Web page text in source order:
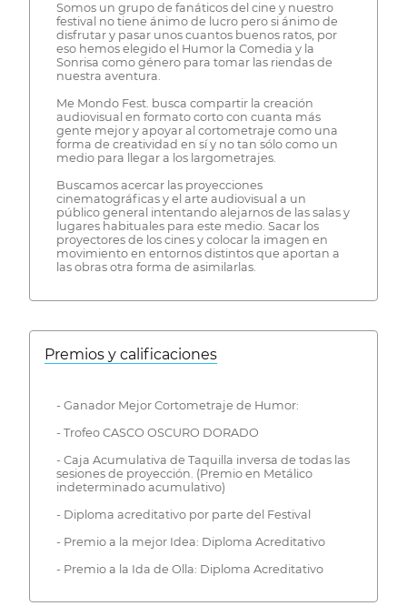
Somos un grupo de fanáticos del cine y nuestro
festival no tiene ánimo de lucro pero si ánimo de
disfrutar y pasar unos cuantos buenos ratos, por
eso hemos elegido el Humor la Comedia y la
Sonrisa como género para tomar las riendas de
nuestra aventura.
Me Mondo Fest. busca compartir la creación
audiovisual en formato corto con cuanta más
gente mejor y apoyar al cortometraje como una
forma de creatividad en sí y no tan sólo como un
medio para llegar a los largometrajes.
Buscamos acercar las proyecciones
cinematográficas y el arte audiovisual a un
público general intentando alejarnos de las salas y
lugares habituales para este medio. Sacar los
proyectores de los cines y colocar la imagen en
movimiento en entornos distintos que aportan a
las obras otra forma de asimilarlas.
Premios y calificaciones
- Ganador Mejor Cortometraje de Humor:
- Trofeo CASCO OSCURO DORADO
- Caja Acumulativa de Taquilla inversa de todas las
sesiones de proyección. (Premio en Metálico
indeterminado acumulativo)
- Diploma acreditativo por parte del Festival
- Premio a la mejor Idea: Diploma Acreditativo
- Premio a la Ida de Olla: Diploma Acreditativo